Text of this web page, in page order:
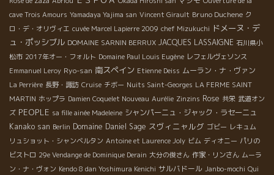
cave Trois Amours Yamadaya Yajima san Vincent Girault Bruno Duchene ク
ロ・デ・オリヴィエ cuvée Marcel Lapierre 2009 chef Mizukuchi ドメーヌ・デ
ュ・ポッシブル DOMAINE SARNIN BERRUX JACQUES LASSAIGNE 石川県小
松市 2017年オー・フォルト Domaine Paul Louis Eugène レフェルヴェソンス
Emmanuel Leroy Ryo-san 南スペイン Etienne Deiss ムーラン・ナ・ヴァン
La Perrière 長野・諏訪 Cruise チボー Nuits Saint-Georges LA FERME SAINT
MARTIN ホップラ Damien Coquelet Nouveau Aurélie Zinzins Rose 共栄 武道オン
ズ PEOPLE sa fille ainée Madeleine シャンパーニュ・ジャック・ラセーニュ
Kanako san Berlin Domaine Daniel Sage スヴィニャルグ ゴビー レキュム
リュショット・シャンベルタン Antoine et Laurence Joly ビム ディオニー パリの
ビストロ 29e Vendange de Dominique Derain 大分の俊さん 作家・リンさん ムーラ
ン・ナ・ヴォン Kendo 8 dan Yoshimura Kenichi サルバドール Janbo-mochi Qui